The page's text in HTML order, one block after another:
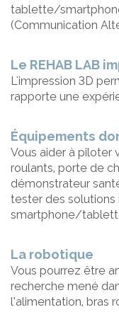
tablette/
(Communication
Le REHAB LAB
L'impression 3D
rapporte une
Équipements
Vous aider à piloter
roulants, porte de
démonstrateur
tester des
smartphone/
La robotique
Vous pourrez être
recherche mené
l’alimentation, bras